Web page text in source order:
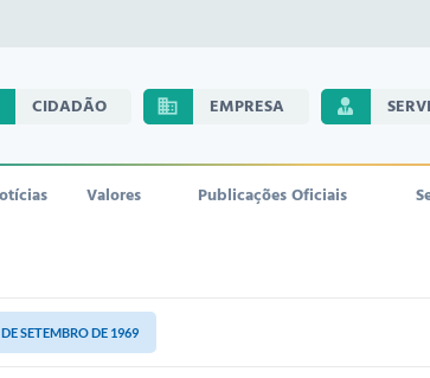
CIDADÃO EMPRESA
Valores Publicações Oficiais
SETEMBRO DE 1969